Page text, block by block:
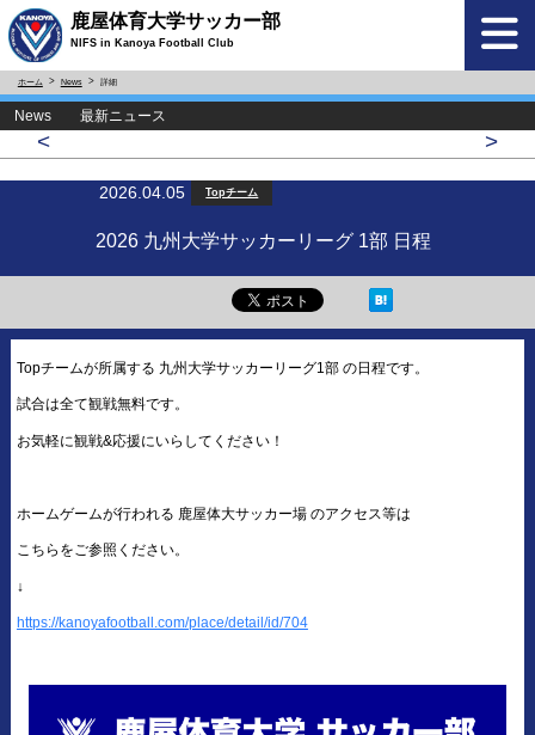
鹿屋体育大学サッカー部
NIFS in Kanoya Football Club
ホーム News 詳細
News 最新ニュース
< >
2026.04.05 Topチーム
2026 九州大学サッカーリーグ 1部 日程
Topチームが所属する 九州大学サッカーリーグ1部 の日程です。
試合は全て観戦無料です。
お気軽に観戦&応援にいらしてください！
ホームゲームが行われる 鹿屋体大サッカー場 のアクセス等は
こちらをご参照ください。
↓
https://kanoyafootball.com/place/detail/id/704